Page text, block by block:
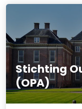
Stichting
(OPA)